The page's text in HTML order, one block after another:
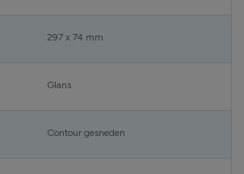
297 x 74 mm
Glans
Contour gesneden